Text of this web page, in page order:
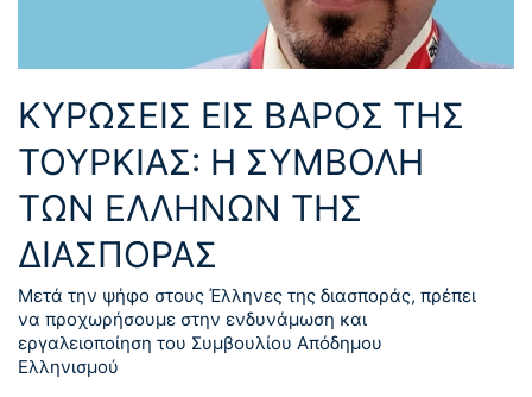
ΚΥΡΩΣΕΙΣ ΕΙΣ ΒΑΡΟΣ ΤΗΣ
ΤΟΥΡΚΙΑΣ: Η ΣΥΜΒΟΛΗ
ΤΩΝ ΕΛΛΗΝΩΝ ΤΗΣ
ΔΙΑΣΠΟΡΑΣ
Μετά την ψήφο στους Έλληνες της διασποράς, πρέπει
να προχωρήσουμε στην ενδυνάμωση και
εργαλειοποίηση του Συμβουλίου Απόδημου
Ελληνισμού